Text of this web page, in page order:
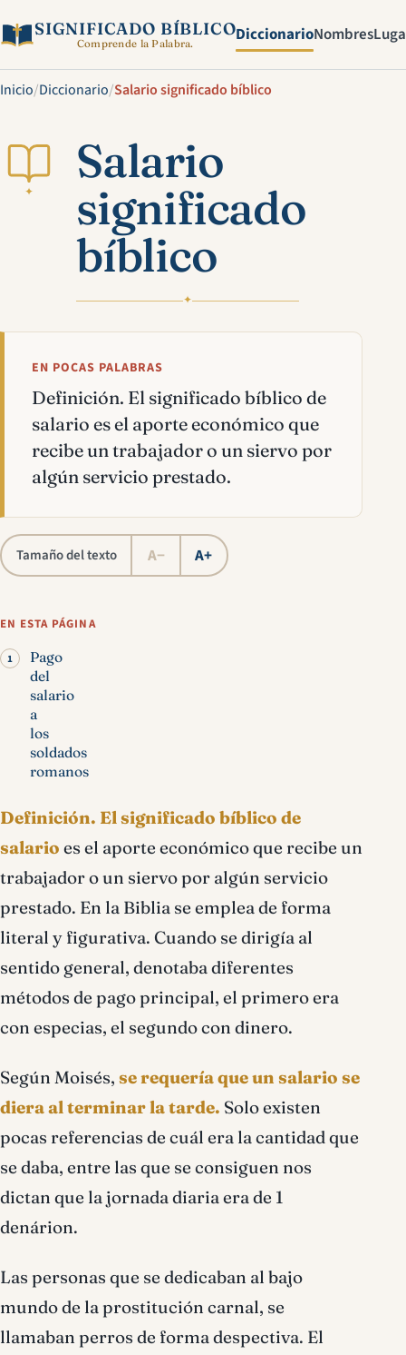
SIGNIFICADO BÍBLICO
Comprende la Palabra. DiccionarioNombres
Inicio/Diccionario/Salario significado bíblico
✦
Salario
significado
bíblico
✦
EN POCAS PALABRAS
Definición. El significado bíblico de
salario es el aporte económico que
recibe un trabajador o un siervo por
algún servicio prestado.
Tamaño del texto A− A+
EN ESTA PÁGINA
Pago
del
salario
a
los
soldados
romanos
Definición. El significado bíblico de
salario es el aporte económico que recibe un
trabajador o un siervo por algún servicio
prestado. En la Biblia se emplea de forma
literal y figurativa. Cuando se dirigía al
sentido general, denotaba diferentes
métodos de pago principal, el primero era
con especias, el segundo con dinero.
Según Moisés, se requería que un salario se
diera al terminar la tarde. Solo existen
pocas referencias de cuál era la cantidad que
se daba, entre las que se consiguen nos
dictan que la jornada diaria era de 1
denárion.
Las personas que se dedicaban al bajo
mundo de la prostitución carnal, se
llamaban perros de forma despectiva. El